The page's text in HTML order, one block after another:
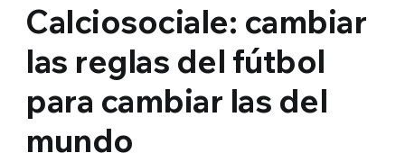
Calciosociale: cambiar
las reglas del fútbol
para cambiar las del
mundo